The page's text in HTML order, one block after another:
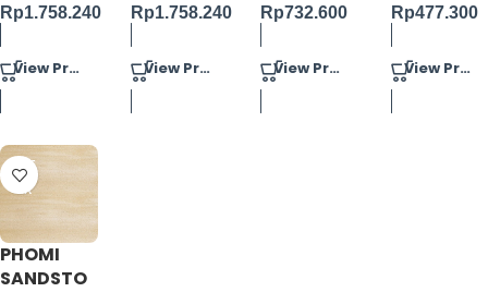
Rp1.758.240
View Product
Rp1.758.240
View Product
Rp732.600
View Product
Rp477.300
View Product
PRE
ORD
ER
PHOMI
SANDSTO